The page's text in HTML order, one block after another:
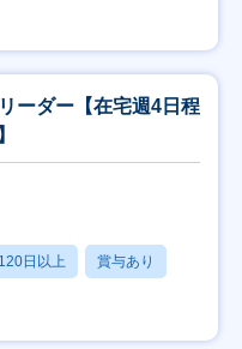
ーダー【在宅週4日程
日以上 賞与あり